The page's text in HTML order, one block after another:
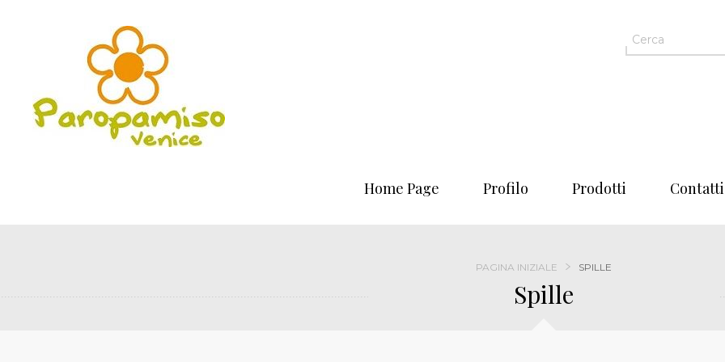
Home Page Profilo Prodotti Contatti
PAGINA INIZIALE SPILLE
Spille